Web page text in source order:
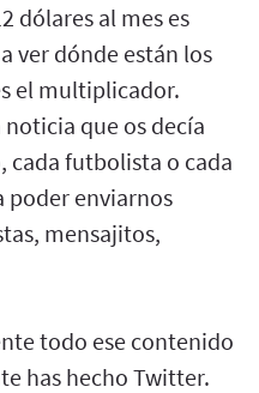
dólares al mes es
ver dónde están los
el multiplicador.
que os decía
cada futbolista o cada
poder enviarnos
mensajitos,
todo ese contenido
has hecho Twitter.